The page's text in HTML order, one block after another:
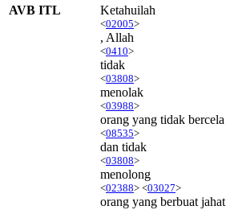
AVB ITL
Ketahuilah
<02005>
, Allah
<0410>
tidak
<03808>
menolak
<03988>
orang yang tidak bercela
<08535>
dan tidak
<03808>
menolong
<02388> <03027>
orang yang berbuat jahat